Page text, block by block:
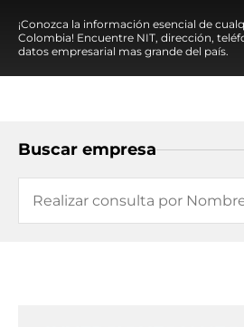
¡Conozca la información esencial de
Colombia! Encuentre NIT, dirección,
datos empresarial mas grande del país.
Buscar empresa